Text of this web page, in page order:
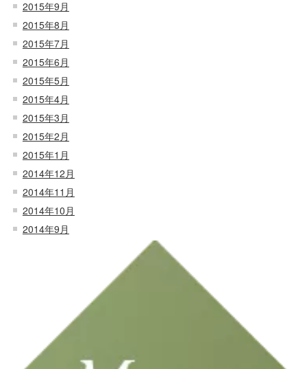
2015年9月
2015年8月
2015年7月
2015年6月
2015年5月
2015年4月
2015年3月
2015年2月
2015年1月
2014年12月
2014年11月
2014年10月
2014年9月